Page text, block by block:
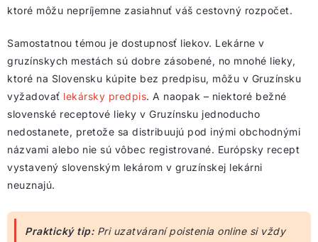
ktoré môžu nepríjemne zasiahnuť váš cestovný rozpočet.
Samostatnou témou je dostupnosť liekov. Lekárne v
gruzínskych mestách sú dobre zásobené, no mnohé lieky,
ktoré na Slovensku kúpite bez predpisu, môžu v Gruzínsku
vyžadovať lekársky predpis. A naopak – niektoré bežné
slovenské receptové lieky v Gruzínsku jednoducho
nedostanete, pretože sa distribuujú pod inými obchodnými
názvami alebo nie sú vôbec registrované. Európsky recept
vystavený slovenským lekárom v gruzínskej lekárni
neuznajú.
Praktický tip:Pri uzatváraní poistenia online si vždy